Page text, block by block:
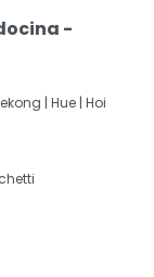
-
| Hue | Hoi